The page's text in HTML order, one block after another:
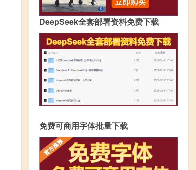
DeepSeek全套部署资料免费下载
免费可商用字体批量下载